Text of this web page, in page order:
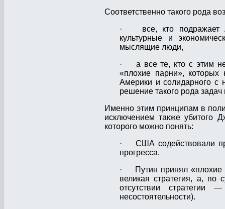
Соответственно такого рода
· все, кто подражает
культурные и
мыслящие люди,
· а все те, кто с этим
«плохие парни», которых
Америки и солидарного с
решение такого рода
Именно этим принципам в
исключением также
которого можно понять:
· США содействовали
прогресса.
· Путин принял «плохие
великая стратегия, а, по
отсутствии стратегии
несостоятельности).